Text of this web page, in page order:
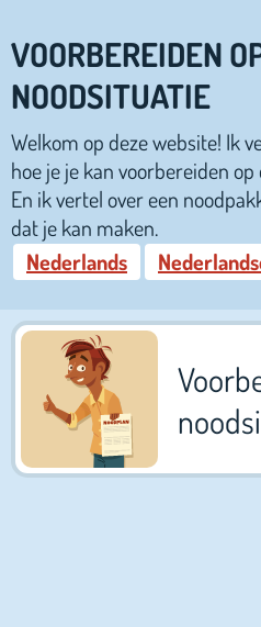
VOORBEREIDEN
NOODSITUATIE
Welkom op deze website! Ik
hoe je je kan voorbereiden
En ik vertel over een
dat je kan maken.
Nederlands